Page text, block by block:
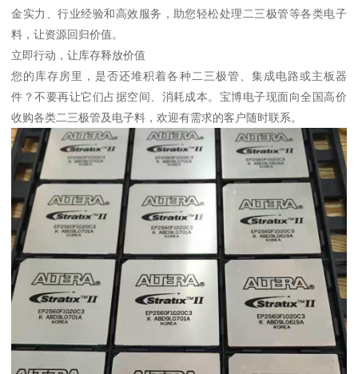
金实力、行业经验和高效服务，助您轻松处理二三极管等各类电子
料，让资源回归价值。
立即行动，让库存释放价值
您的库存房里，是否还堆积着各种二三极管、集成电路或主板器
件？不要再让它们占据空间、消耗成本。宝博电子现面向全国高价
收购各类二三极管及电子料，欢迎有需求的客户随时联系。